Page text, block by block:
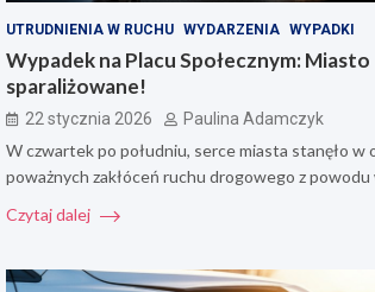
UTRUDNIENIA W RUCHU WYDARZENIA WYPADKI
Wypadek na Placu Społecznym: Miasto
sparaliżowane!
22 stycznia 2026 Paulina Adamczyk
W czwartek po południu, serce miasta stanęło w
poważnych zakłóceń ruchu drogowego z
Czytaj dalej